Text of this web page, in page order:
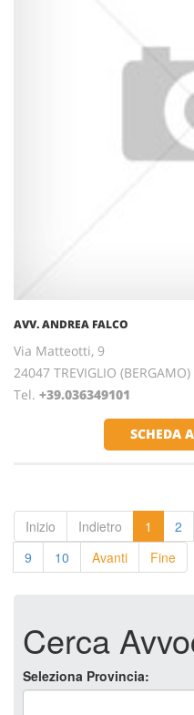
AVV. ANDREA FALCO
Via Matteotti, 9
24047 TREVIGLIO
Tel. +39.036349101
SCHEDA
Inizio Indietro 1 2
9
10 Avanti Fine
Cerca
Seleziona Provincia: